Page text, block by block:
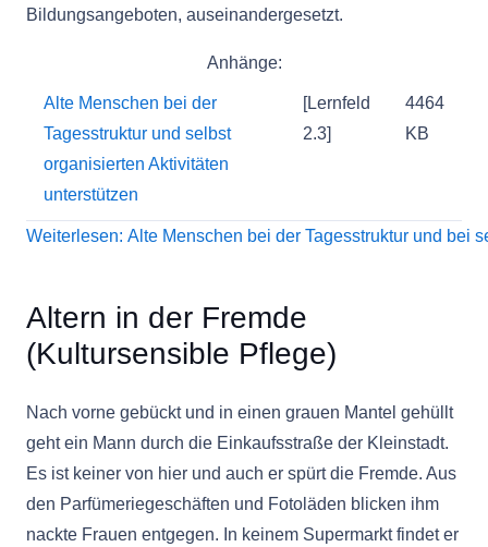
Bildungsangeboten, auseinandergesetzt.
Anhänge:
Alte Menschen bei der
Tagesstruktur und selbst
organisierten Aktivitäten
unterstützen
[Lernfeld
2.3]
4464
KB
Weiterlesen: Alte Menschen bei der Tagesstruktur und bei
Altern in der Fremde
(Kultursensible Pflege)
Nach vorne gebückt und in einen grauen Mantel gehüllt
geht ein Mann durch die Einkaufsstraße der Kleinstadt.
Es ist keiner von hier und auch er spürt die Fremde. Aus
den Parfümeriegeschäften und Fotoläden blicken ihm
nackte Frauen entgegen. In keinem Supermarkt findet er